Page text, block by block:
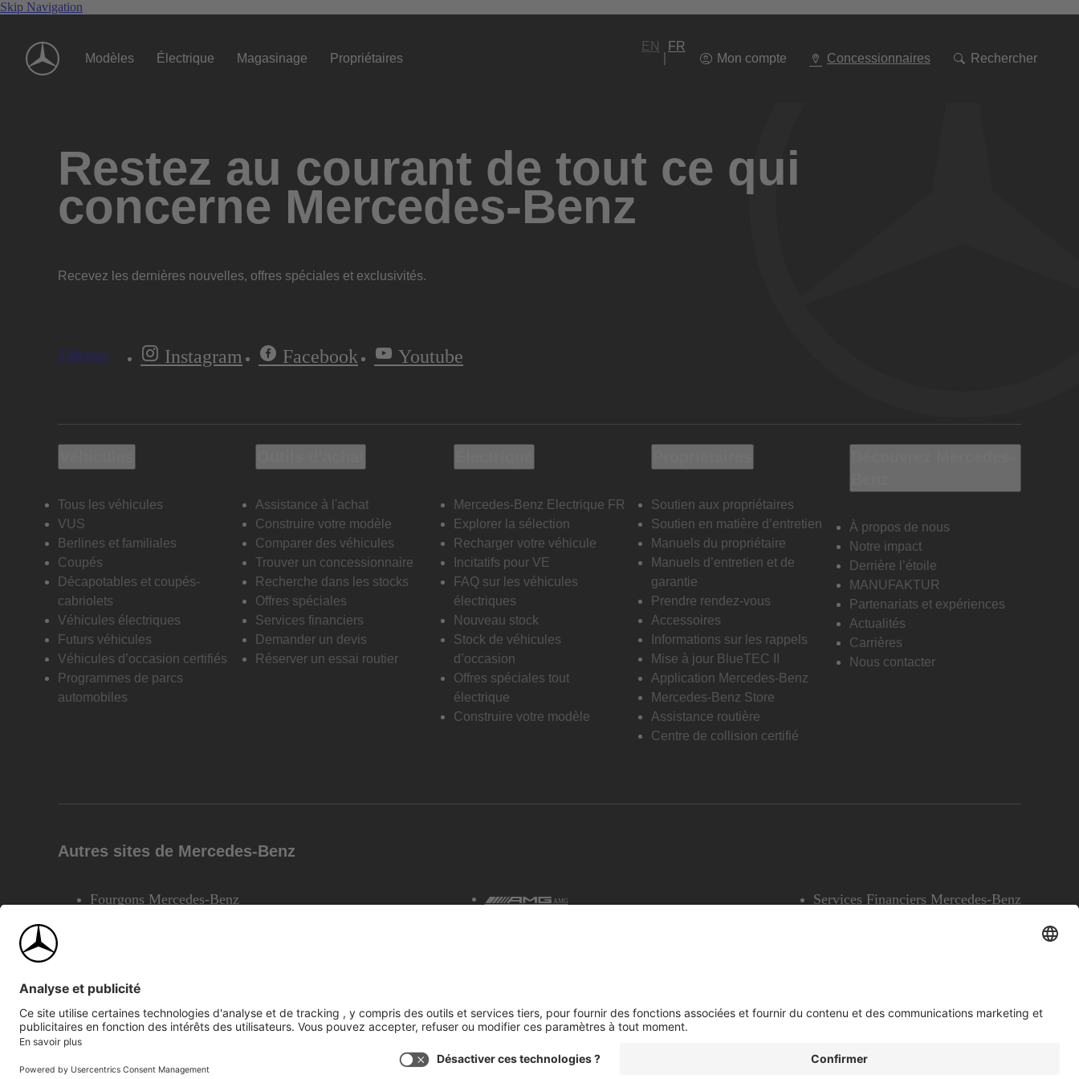
Skip Navigation
Modèles Électrique Magasinage Propriétaires
EN
FR
Mon compte
Concessionnaires Rechercher
à
Restez au courant de tout ce qui
concerne Mercedes-Benz
Recevez les dernières nouvelles, offres spéciales et exclusivités.
S'abonner Instagram Facebook Youtube
Tous les véhicules
VUS
Berlines et familiales
Coupés
Décapotables et coupés-
cabriolets
Véhicules électriques
Futurs véhicules
Véhicules d’occasion certifiés
Programmes de parcs
automobiles
Assistance à l'achat
Construire votre modèle
Comparer des véhicules
Trouver un concessionnaire
Recherche dans les stocks
Offres spéciales
Services financiers
Demander un devis
Réserver un essai routier
Mercedes-Benz Electrique FR
Explorer la sélection
Recharger votre véhicule
Incitatifs pour VE
FAQ sur les véhicules
électriques
Nouveau stock
Stock de véhicules
d’occasion
Offres spéciales tout
électrique
Construire votre modèle
Soutien aux propriétaires
Soutien en matière d’entretien
Manuels du propriétaire
Manuels d’entretien et de
garantie
Prendre rendez-vous
Accessoires
Informations sur les rappels
Mise à jour BlueTEC II
Application Mercedes-Benz
Mercedes-Benz Store
Assistance routière
Centre de collision certifié
À propos de nous
Notre impact
Derrière l’étoile
MANUFAKTUR
Partenariats et expériences
Actualités
Carrières
Nous contacter
Autres sites de Mercedes-Benz
Fourgons Mercedes-Benz AMG Services Financiers Mercedes-Benz
©2026 Mercedes-Benz Canada Inc.